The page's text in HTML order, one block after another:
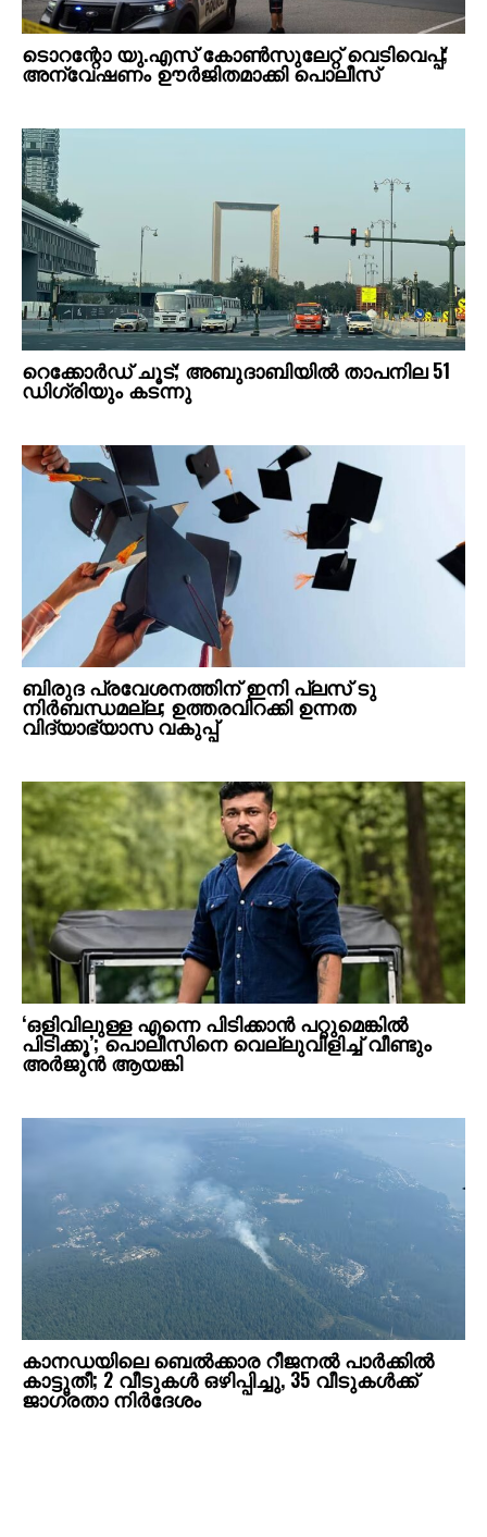
ടൊറന്റോ യു.എസ് കോണ്‍സുലേറ്റ് വെടിവെപ്പ്;
അന്വേഷണം ഊര്‍ജിതമാക്കി പൊലീസ്
റെക്കോര്‍ഡ് ചൂട്; അബുദാബിയില്‍ താപനില 51
ഡിഗ്രിയും കടന്നു
ബിരുദ പ്രവേശനത്തിന് ഇനി പ്ലസ് ടു
നിര്‍ബന്ധമല്ല; ഉത്തരവിറക്കി ഉന്നത
വിദ്യാഭ്യാസ വകുപ്പ്
‘ഒളിവിലുള്ള എന്നെ പിടിക്കാന്‍ പറ്റുമെങ്കില്‍
പിടിക്കൂ’; പൊലീസിനെ വെല്ലുവിളിച്ച് വീണ്ടും
അര്‍ജുന്‍ ആയങ്കി
കാനഡയിലെ ബെൽക്കാര റീജനൽ പാർക്കിൽ
കാട്ടുതീ; 2 വീടുകൾ ഒഴിപ്പിച്ചു, 35 വീടുകൾക്ക്
ജാഗ്രതാ നിർദേശം